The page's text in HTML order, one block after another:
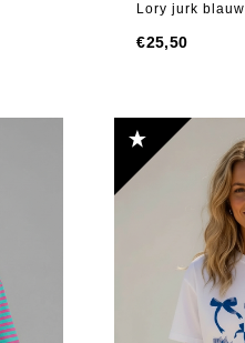
Lory jurk blauw
€25,50